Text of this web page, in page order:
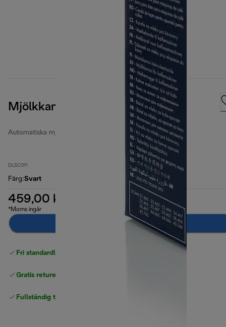
Mjölkkanna
Automatiska mjölkkannor
DLSC011
Färg:Svart
459,00 kr
*Moms ingår
Lägg till i kundvagnen
Fri standardleverans
Gratis returer
Fullständig tillverkargaranti